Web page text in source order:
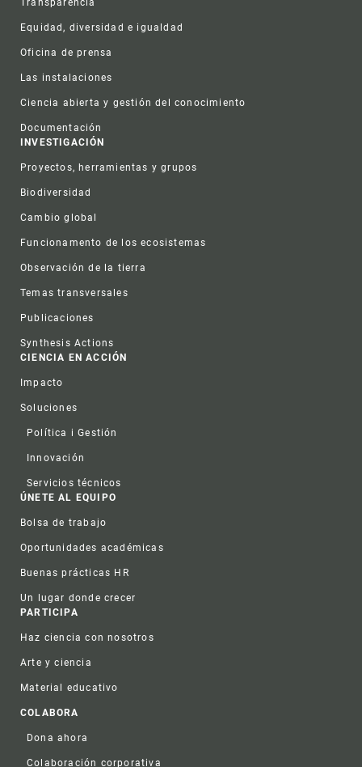
Equidad, diversidad e igualdad
Oficina de prensa
Las instalaciones
Ciencia abierta y gestión del conocimiento
Documentación
INVESTIGACIÓN
Proyectos, herramientas y grupos
Biodiversidad
Cambio global
Funcionamento de los ecosistemas
Observación de la tierra
Temas transversales
Publicaciones
Synthesis Actions
CIENCIA EN ACCIÓN
Impacto
Soluciones
Política i Gestión
Innovación
Servicios técnicos
ÚNETE AL EQUIPO
Bolsa de trabajo
Oportunidades académicas
Buenas prácticas HR
Un lugar donde crecer
PARTICIPA
Haz ciencia con nosotros
Arte y ciencia
Material educativo
COLABORA
Dona ahora
Colaboración corporativa